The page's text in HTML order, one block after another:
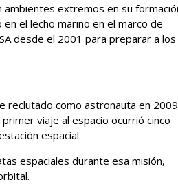
extremos en su
el lecho marino en el marco de
desde el 2001 para preparar a los
reclutado como astronauta en 2009
viaje al espacio ocurrió cinco
espacial.
espaciales durante esa misión,